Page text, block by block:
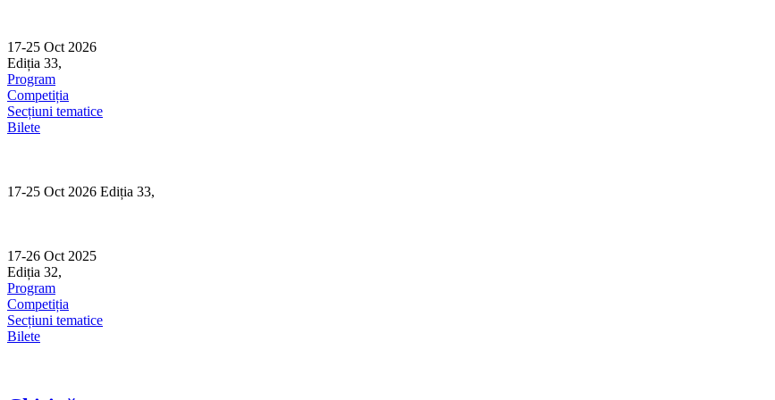
content
17-25 Oct 2026
Ediția 33,
Program
Competiția
Secțiuni tematice
Bilete
17-25 Oct 2026 Ediția 33,
17-26 Oct 2025
Ediția 32,
Program
Competiția
Secțiuni tematice
Bilete